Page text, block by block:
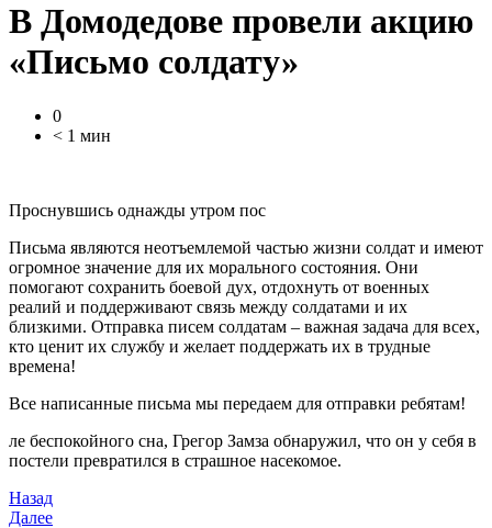
В Домодедове провели акцию
«Письмо солдату»
0
< 1 мин
Проснувшись однажды утром пос
Письма являются неотъемлемой частью жизни солдат и имеют
огромное значение для их морального состояния. Они
помогают сохранить боевой дух, отдохнуть от военных
реалий и поддерживают связь между солдатами и их
близкими. Отправка писем солдатам – важная задача для всех,
кто ценит их службу и желает поддержать их в трудные
времена!
Все написанные письма мы передаем для отправки ребятам!
ле беспокойного сна, Грегор Замза обнаружил, что он у себя в
постели превратился в страшное насекомое.
Назад
Далее